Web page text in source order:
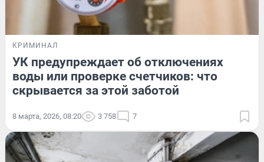
КРИМИНАЛ
УК предупреждает об отключениях
воды или проверке счетчиков: что
скрывается за этой заботой
8 марта, 2026, 08:20 3 758 7